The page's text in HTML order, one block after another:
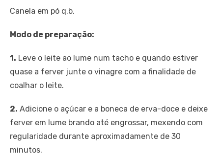
Canela em pó q.b.
Modo de preparação:
1. Leve o leite ao lume num tacho e quando estiver
quase a ferver junte o vinagre com a finalidade de
coalhar o leite.
2. Adicione o açúcar e a boneca de erva-doce e deixe
ferver em lume brando até engrossar, mexendo com
regularidade durante aproximadamente de 30
minutos.